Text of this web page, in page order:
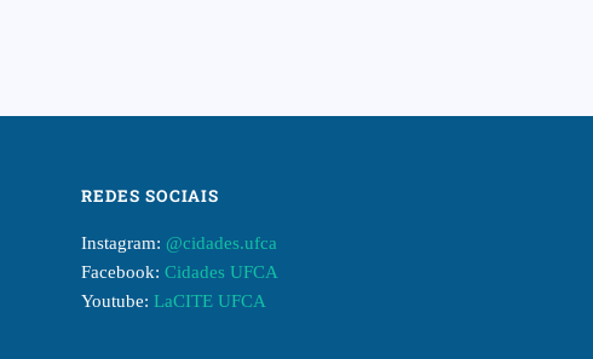
REDES SOCIAIS
Instagram: @cidades.ufca
Facebook:Cidades UFCA
Youtube:LaCITE UFCA